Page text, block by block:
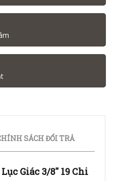
SÁCH ĐỔI TRẢ
Giác 3/8'' 19 Chi